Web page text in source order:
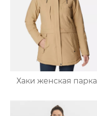
Хаки женская парка